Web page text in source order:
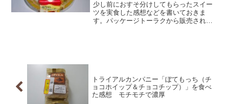
少し前におすそ分けしてもらったスイー
ツを実食した感想などを書いておきま
す。パッケージトーラクから販売されて
トライアルカンパニー「ぼてもっち（チ
ョコホイップ＆チョコチップ）」を食べ
た感想 モチモチで濃厚